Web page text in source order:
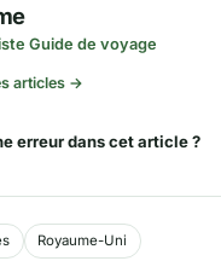
Guide de voyage
articles →
erreur dans cet article ?
Royaume-Uni